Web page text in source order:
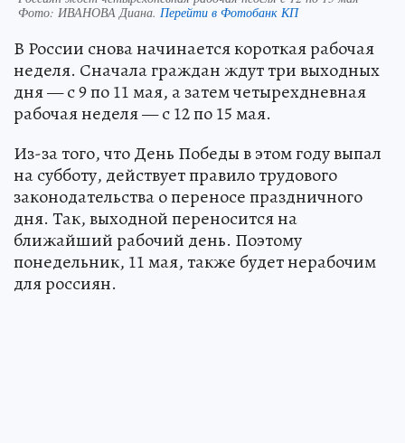
Фото: ИВАНОВА Диана. Перейти в Фотобанк КП
В России снова начинается короткая рабочая
неделя. Сначала граждан ждут три выходных
дня — с 9 по 11 мая, а затем четырехдневная
рабочая неделя — с 12 по 15 мая.
Из-за того, что День Победы в этом году выпал
на субботу, действует правило трудового
законодательства о переносе праздничного
дня. Так, выходной переносится на
ближайший рабочий день. Поэтому
понедельник, 11 мая, также будет нерабочим
для россиян.